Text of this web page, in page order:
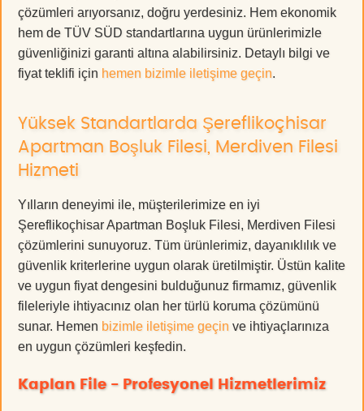
çözümleri arıyorsanız, doğru yerdesiniz. Hem ekonomik
hem de TÜV SÜD standartlarına uygun ürünlerimizle
güvenliğinizi garanti altına alabilirsiniz. Detaylı bilgi ve
fiyat teklifi için hemen bizimle iletişime geçin.
Yüksek Standartlarda Şereflikoçhisar
Apartman Boşluk Filesi, Merdiven Filesi
Hizmeti
Yılların deneyimi ile, müşterilerimize en iyi
Şereflikoçhisar Apartman Boşluk Filesi, Merdiven Filesi
çözümlerini sunuyoruz. Tüm ürünlerimiz, dayanıklılık ve
güvenlik kriterlerine uygun olarak üretilmiştir. Üstün kalite
ve uygun fiyat dengesini bulduğunuz firmamız, güvenlik
fileleriyle ihtiyacınız olan her türlü koruma çözümünü
sunar. Hemen bizimle iletişime geçin ve ihtiyaçlarınıza
en uygun çözümleri keşfedin.
Kaplan File - Profesyonel Hizmetlerimiz